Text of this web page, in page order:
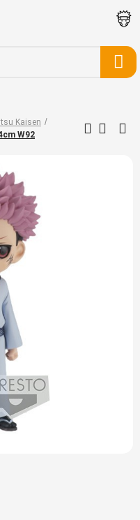
Kaisen
W92